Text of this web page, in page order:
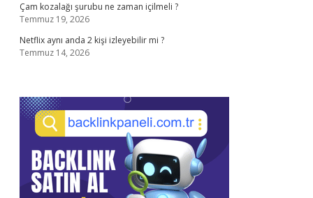
Çam kozalağı şurubu ne zaman içilmeli ?
Temmuz 19, 2026
Netflix aynı anda 2 kişi izleyebilir mi ?
Temmuz 14, 2026